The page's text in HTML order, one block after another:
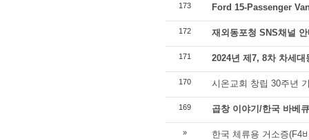
173 Ford 15-Passenger
172 재외동포청 SNS채널 안
171 2024년 제7, 8차 차세
170 시온교회 창립 30주년
169 곱창 이야기/한국 바베
»
한국 체류용 거소증(F4